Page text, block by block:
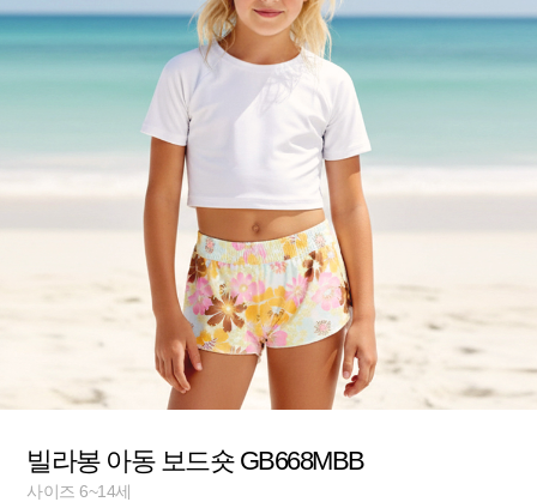
빌라봉 아동 보드숏 GB668MBB
사이즈 6~14세